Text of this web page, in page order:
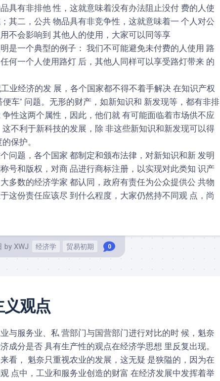
具有非排他 性，这就意味着没有办法阻止没付 费的人使
其二，公共 物品具有非竞争性，这就意味着一 个人对公
不会影响到 其他人的使用，大家可以同等享
是一个典型的例子： 我们不可能避免未付费的人使用 路
何一个人使用路灯 后，其他人同样可以享受路灯带来 的
业经济的发 展，各个国家都不得不着手解决 在知识产权
便车” 问题。无形的财产，如新知识和 新发现等，都有非排
争性这两个属性，因此，他们就 有可能面临着市场供不应
这不利于新科技的发展，除 非这些新知识和新发现可以得
保护。
问题，各个国家 都制定和颁布法律，对新知识和新 发明
号和版权，对商 品进行商标注册，以实现对此类知 识产
多数的经济学家 都认同，政府有责任为公众提供公 共物
这份责任应该尽 到什么程度，大家仍然持不同观 点，尚
by XWJ 经济学 贸易初期 0
观点
与服务业、私 营部门与国营部门进行对比的时 候，魁奈
成分是否 具有生产性的观点在经济学思想 里反复出现。
看， 魁奈只重视农业的发展，这无疑 是狭隘的，因为在
点中，工业和服务业创造的财富 在经济发展中发挥着举